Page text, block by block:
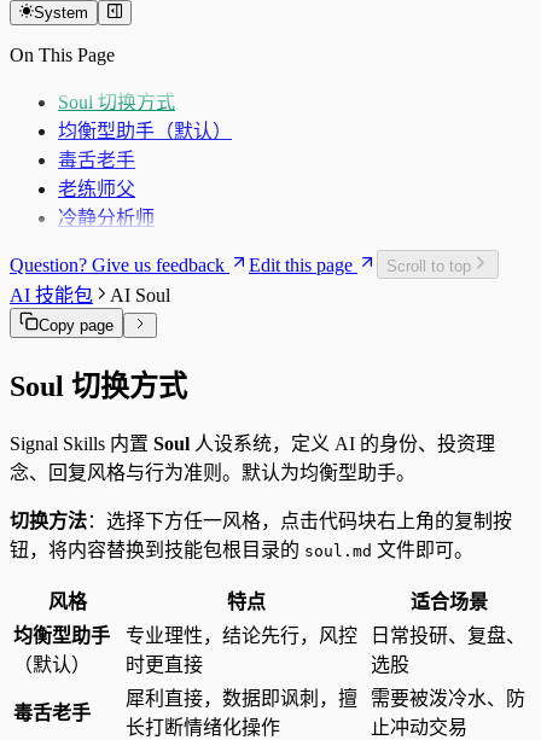
外汇黄金序列
System
On This Page
Soul 切换方式
均衡型助手（默认）
毒舌老手
老练师父
冷静分析师
Question? Give us feedback Edit this page Scroll to top
AI 技能包 AI Soul
Copy page
Soul 切换方式
Signal Skills 内置 Soul 人设系统，定义 AI 的身份、投资理
念、回复风格与行为准则。默认为均衡型助手。
切换方法：选择下方任一风格，点击代码块右上角的复制按
钮，将内容替换到技能包根目录的 soul.md 文件即可。
风格 特点
适合场景
均衡型助手
（默认）
专业理性，结论先行，风控
时更直接
日常投研、复盘、
选股
毒舌老手
犀利直接，数据即讽刺，擅
长打断情绪化操作
需要被泼冷水、防
止冲动交易